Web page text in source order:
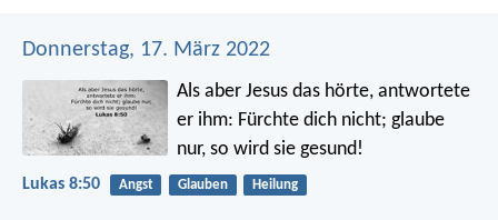
Donnerstag, 17. März 2022
Als aber Jesus das hörte, antwortete
er ihm: Fürchte dich nicht; glaube
nur, so wird sie gesund!
Lukas 8:50 Angst Glauben Heilung